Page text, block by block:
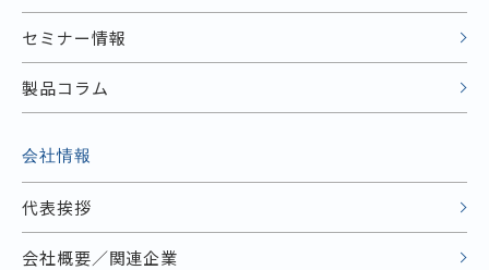
セミナー情報
製品コラム
会社情報
代表挨拶
会社概要／関連企業